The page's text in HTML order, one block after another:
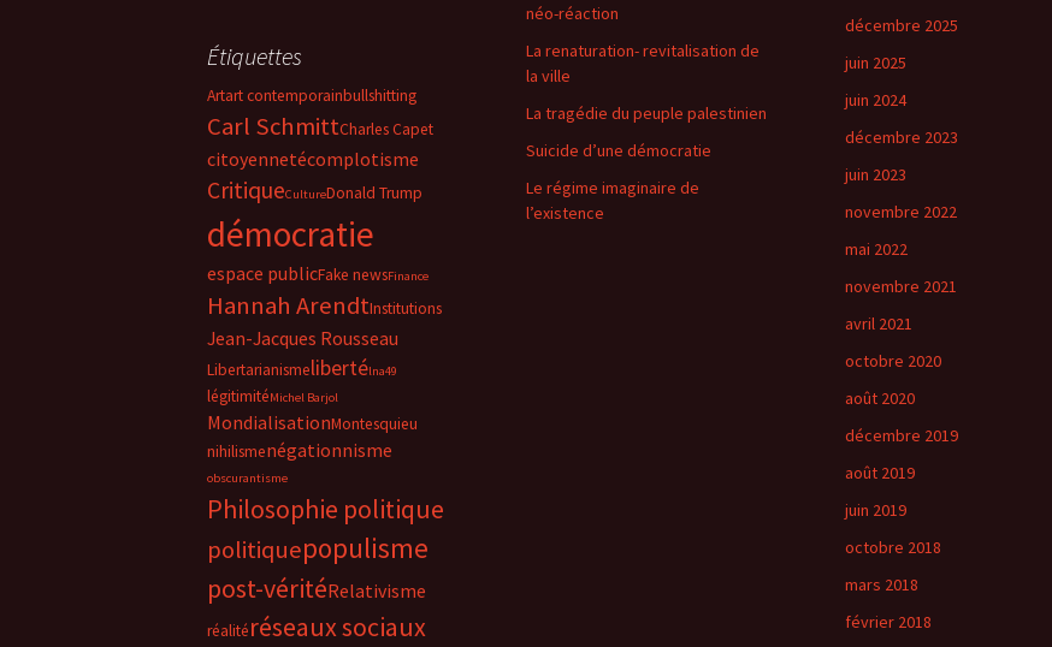
néo-réaction
La renaturation- revitalisation de
la ville
La tragédie du peuple palestinien
Suicide d’une démocratie
Le régime imaginaire de
l’existence
décembre 2025
juin 2025
juin 2024
décembre 2023
juin 2023
novembre 2022
mai 2022
novembre 2021
avril 2021
octobre 2020
août 2020
décembre 2019
août 2019
juin 2019
octobre 2018
mars 2018
février 2018
Étiquettes
Artart contemporainbullshitting
Carl SchmittCharles Capet
citoyennetécomplotisme
CritiqueCultureDonald Trump
démocratie
espace publicFake newsFinance
Hannah ArendtInstitutions
Jean-Jacques Rousseau
Libertarianismelibertélna49
légitimitéMichel Barjol
MondialisationMontesquieu
nihilismenégationnisme
obscurantisme
Philosophie politique
politiquepopulisme
post-véritéRelativisme
réalitéréseaux sociaux